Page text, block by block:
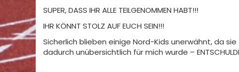
SUPER, DASS IHR ALLE TEILGENOMMEN HABT!!!
IHR KÖNNT STOLZ AUF EUCH SEIN!!!
Sicherlich blieben einige Nord-Kids unerwähnt, da
dadurch unübersichtlich für mich wurde –